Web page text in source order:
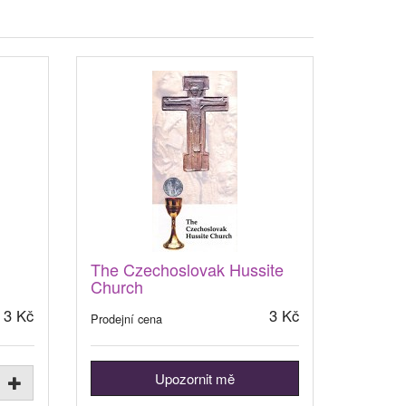
3 Kč
The Czechoslovak Hussite
Church
Prodejní cena 3 Kč
Upozornit mě